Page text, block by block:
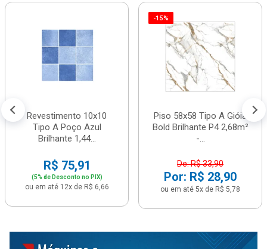
Revestimento 10x10
Tipo A Poço Azul
Brilhante 1,44...
R$ 75,91
(5% de Desconto no PIX)
ou em até 12x de R$ 6,66
-15%
Piso 58x58 Tipo A Gióia
Bold Brilhante P4 2,68m²
-...
De: R$ 33,90
Por: R$ 28,90
ou em até 5x de R$ 5,78